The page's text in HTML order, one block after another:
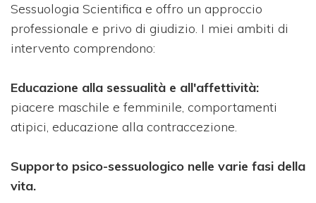
Sessuologia Scientifica e offro un approccio
professionale e privo di giudizio. I miei ambiti di
intervento comprendono:
Educazione alla sessualità e all'affettività:
piacere maschile e femminile, comportamenti
atipici, educazione alla contraccezione.
Supporto psico-sessuologico nelle varie fasi della
vita.